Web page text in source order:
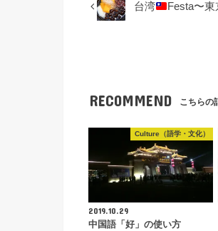
台湾 Festa〜東
RECOMMEND こちらの
Culture（語学・文化）
2019.10.29
中国語「好」の使い方